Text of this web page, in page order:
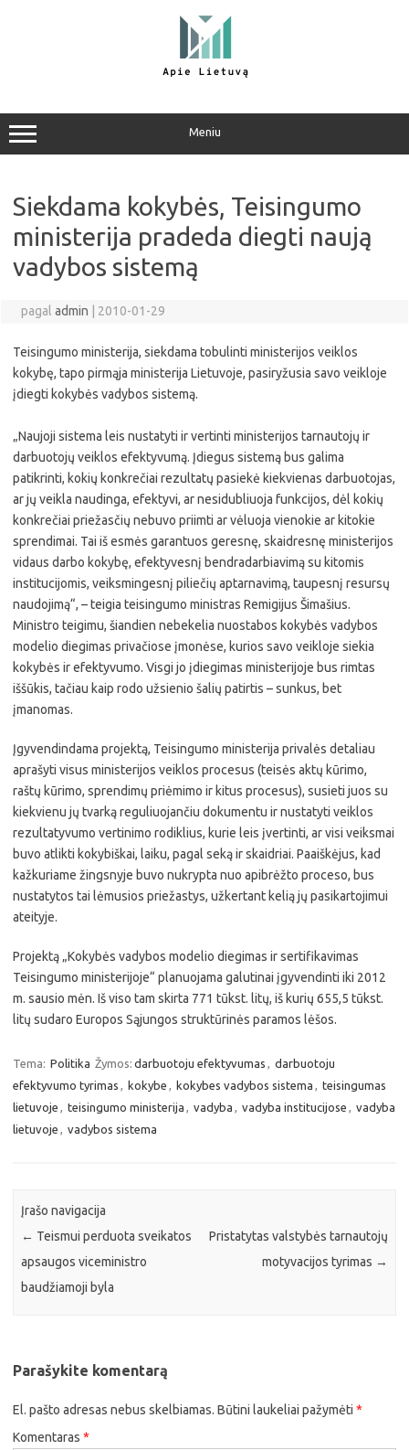
Meniu
Siekdama kokybės, Teisingumo
ministerija pradeda diegti naują
vadybos sistemą
pagal admin 2010-01-29
Teisingumo ministerija, siekdama tobulinti ministerijos veiklos
kokybę, tapo pirmąja ministerija Lietuvoje, pasiryžusia savo veikloje
įdiegti kokybės vadybos sistemą.
„Naujoji sistema leis nustatyti ir vertinti ministerijos tarnautojų ir
darbuotojų veiklos efektyvumą. Įdiegus sistemą bus galima
patikrinti, kokių konkrečiai rezultatų pasiekė kiekvienas darbuotojas,
ar jų veikla naudinga, efektyvi, ar nesidubliuoja funkcijos, dėl kokių
konkrečiai priežasčių nebuvo priimti ar vėluoja vienokie ar kitokie
sprendimai. Tai iš esmės garantuos geresnę, skaidresnę ministerijos
vidaus darbo kokybę, efektyvesnį bendradarbiavimą su kitomis
institucijomis, veiksmingesnį piliečių aptarnavimą, taupesnį resursų
naudojimą“, – teigia teisingumo ministras Remigijus Šimašius.
Ministro teigimu, šiandien nebekelia nuostabos kokybės vadybos
modelio diegimas privačiose įmonėse, kurios savo veikloje siekia
kokybės ir efektyvumo. Visgi jo įdiegimas ministerijoje bus rimtas
iššūkis, tačiau kaip rodo užsienio šalių patirtis – sunkus, bet
įmanomas.
Įgyvendindama projektą, Teisingumo ministerija privalės detaliau
aprašyti visus ministerijos veiklos procesus (teisės aktų kūrimo,
raštų kūrimo, sprendimų priėmimo ir kitus procesus), susieti juos su
kiekvienu jų tvarką reguliuojančiu dokumentu ir nustatyti veiklos
rezultatyvumo vertinimo rodiklius, kurie leis įvertinti, ar visi veiksmai
buvo atlikti kokybiškai, laiku, pagal seką ir skaidriai. Paaiškėjus, kad
kažkuriame žingsnyje buvo nukrypta nuo apibrėžto proceso, bus
nustatytos tai lėmusios priežastys, užkertant kelią jų pasikartojimui
ateityje.
Projektą „Kokybės vadybos modelio diegimas ir sertifikavimas
Teisingumo ministerijoje“ planuojama galutinai įgyvendinti iki 2012
m. sausio mėn. Iš viso tam skirta 771 tūkst. litų, iš kurių 655,5 tūkst.
litų sudaro Europos Sąjungos struktūrinės paramos lėšos.
Tema: Politika Žymos: darbuotoju efektyvumas , darbuotoju
efektyvumo tyrimas , kokybe , kokybes vadybos sistema , teisingumas
lietuvoje , teisingumo ministerija , vadyba , vadyba institucijose , vadyba
lietuvoje , vadybos sistema
Įrašo navigacija
← Teismui perduota sveikatos
apsaugos viceministro
baudžiamoji byla
Pristatytas valstybės tarnautojų
motyvacijos tyrimas →
Parašykite komentarą
El. pašto adresas nebus skelbiamas. Būtini laukeliai pažymėti *
Komentaras *